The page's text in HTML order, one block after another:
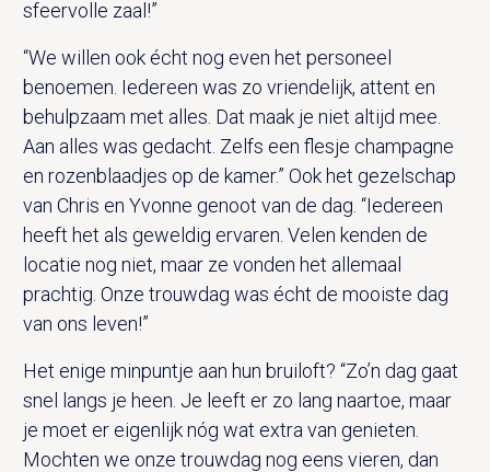
sfeervolle zaal!”
“We willen ook écht nog even het personeel
benoemen. Iedereen was zo vriendelijk, attent en
behulpzaam met alles. Dat maak je niet altijd mee.
Aan alles was gedacht. Zelfs een flesje champagne
en rozenblaadjes op de kamer.” Ook het gezelschap
van Chris en Yvonne genoot van de dag. “Iedereen
heeft het als geweldig ervaren. Velen kenden de
locatie nog niet, maar ze vonden het allemaal
prachtig. Onze trouwdag was écht de mooiste dag
van ons leven!”
Het enige minpuntje aan hun bruiloft? “Zo’n dag gaat
snel langs je heen. Je leeft er zo lang naartoe, maar
je moet er eigenlijk nóg wat extra van genieten.
Mochten we onze trouwdag nog eens vieren, dan